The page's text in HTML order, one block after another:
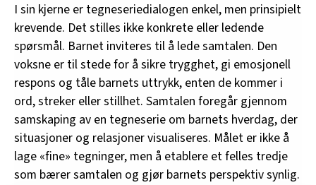
I sin kjerne er tegneseriedialogen enkel, men prinsipielt
krevende. Det stilles ikke konkrete eller ledende
spørsmål. Barnet inviteres til å lede samtalen. Den
voksne er til stede for å sikre trygghet, gi emosjonell
respons og tåle barnets uttrykk, enten de kommer i
ord, streker eller stillhet. Samtalen foregår gjennom
samskaping av en tegneserie om barnets hverdag, der
situasjoner og relasjoner visualiseres. Målet er ikke å
lage «fine» tegninger, men å etablere et felles tredje
som bærer samtalen og gjør barnets perspektiv synlig.